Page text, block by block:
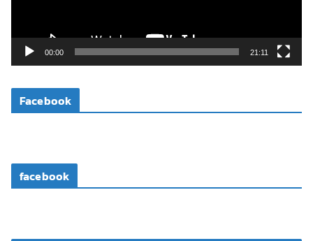
ดี
โ
00:00 21:11
Facebook
facebook